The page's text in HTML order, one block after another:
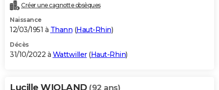
Créer une cagnotte obsèques
Naissance
12/03/1951 à Thann (Haut-Rhin)
Décès
31/10/2022 à Wattwiller(Haut-Rhin)
Lucille WIOLAND (92 ans)